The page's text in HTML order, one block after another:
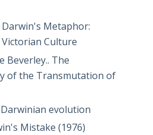
Metaphor:
Culture
Beverley.. The
of the Transmutation of
evolution
Mistake (1976)